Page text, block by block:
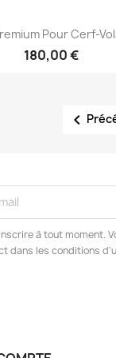
Aperçu rapide
Pour Cerf-
180,00 €

à tout moment.
dans les conditions